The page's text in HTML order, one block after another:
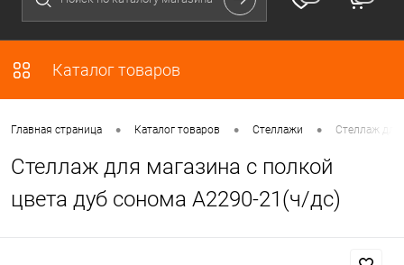
Каталог товаров
Главная страница • Каталог товаров • Стеллажи • Стеллаж для
Стеллаж для магазина с полкой
цвета дуб сонома A2290-21(ч/дс)